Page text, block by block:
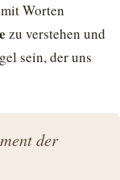
Worten
zu verstehen und
sein, der uns
der